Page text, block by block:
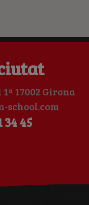
17002 Girona
school.com
34 45